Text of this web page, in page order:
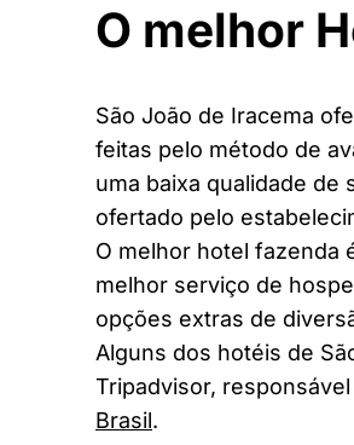
O melhor
São João de Iracema
feitas pelo método de
uma baixa qualidade
ofertado pelo
O melhor hotel fazenda
melhor serviço de
opções extras de
Alguns dos hotéis de
Tripadvisor,
Brasil.